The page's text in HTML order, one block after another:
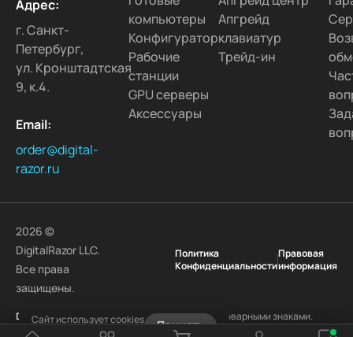
Адрес:
г. Санкт-
Петербург,
ул. Кронштадтская
9, к.4.
Email:
order@digital-
razor.ru
компьютеры
Конфигуратор
Рабочие
станции
GPU серверы
Аксессуары
Апгрейд
клавиатур
Трейд-ин
2026 ©
DigitalRazor LLC.
Все права
защищены.
Политика
Конфиденциальности
Правовая
информация
DigitalRazorи логотипDigitalRazorявляются товарными знаками.
Другие наименования и товарные знаки являются собственностью
Сайт использует cookies
Узнать подробнее
Принять